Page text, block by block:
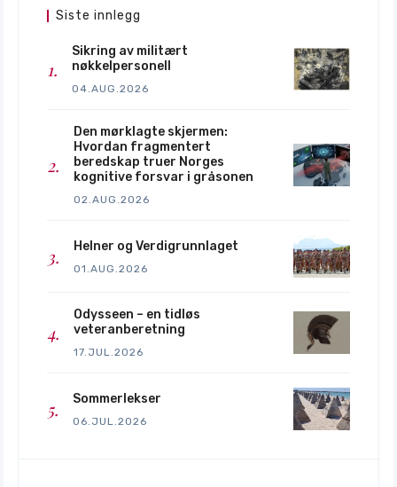
Siste innlegg
Sikring av militært
nøkkelpersonell
04.AUG.2026
Den mørklagte skjermen:
Hvordan fragmentert
beredskap truer Norges
kognitive forsvar i gråsonen
02.AUG.2026
Helner og Verdigrunnlaget
01.AUG.2026
Odysseen – en tidløs
veteranberetning
17.JUL.2026
Sommerlekser
06.JUL.2026